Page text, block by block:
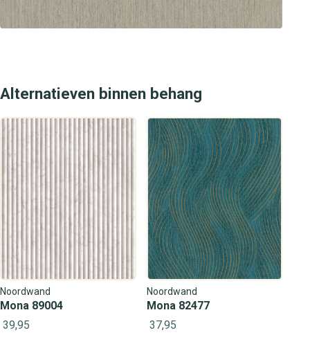
Alternatieven binnen behang
Noordwand
Mona 89004
39,95
Noordwand
Mona 82477
37,95